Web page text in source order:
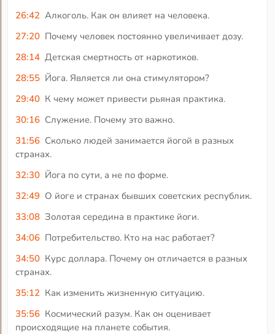
26:42 Алкоголь. Как он влияет на человека.
27:20 Почему человек постоянно увеличивает дозу.
28:14 Детская смертность от наркотиков.
28:55 Йога. Является ли она стимулятором?
29:40 К чему может привести рьяная практика.
30:16 Служение. Почему это важно.
31:56 Сколько людей занимается йогой в разных
странах.
32:30 Йога по сути, а не по форме.
32:49 О йоге и странах бывших советских республик.
33:08 Золотая середина в практике йоги.
34:06 Потребительство. Кто на нас работает?
34:50 Курс доллара. Почему он отличается в разных
странах.
35:12 Как изменить жизненную ситуацию.
35:56 Космический разум. Как он оценивает
происходящие на планете события.